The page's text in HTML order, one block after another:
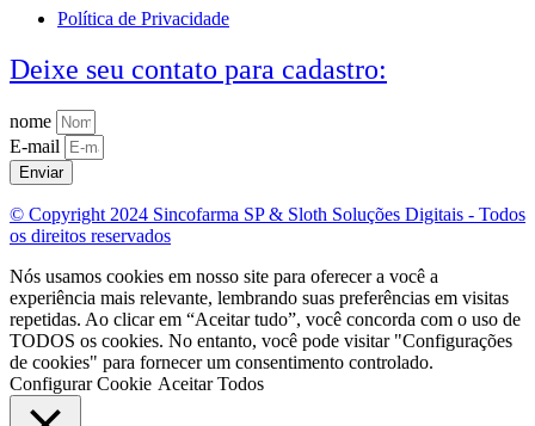
Política de Privacidade
Deixe seu contato para cadastro:
nome
E-mail
Enviar
© Copyright 2024 Sincofarma SP & Sloth Soluções Digitais - Todos
os direitos reservados
Nós usamos cookies em nosso site para oferecer a você a
experiência mais relevante, lembrando suas preferências em visitas
repetidas. Ao clicar em “Aceitar tudo”, você concorda com o uso de
TODOS os cookies. No entanto, você pode visitar "Configurações
de cookies" para fornecer um consentimento controlado.
Configurar Cookie Aceitar Todos